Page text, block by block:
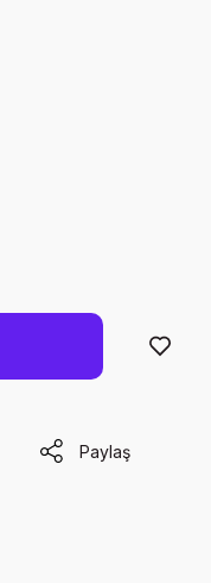
Paylaş